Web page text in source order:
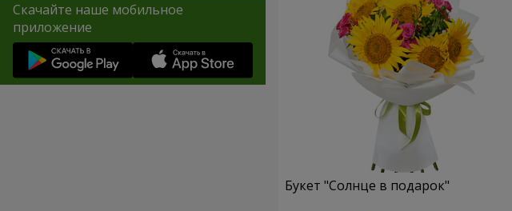
Скачайте наше мобильное
приложение
Букет "Солнце в подарок"